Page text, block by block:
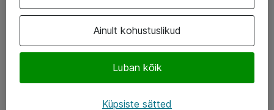
Facebook
Ainult kohustuslikud
Luban kõik
Küpsiste sätted